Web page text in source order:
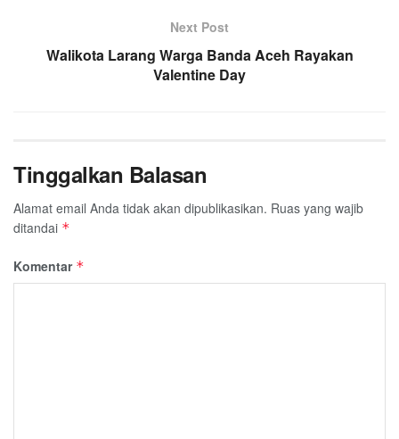
Next Post
Walikota Larang Warga Banda Aceh Rayakan
Valentine Day
Tinggalkan Balasan
Alamat email Anda tidak akan dipublikasikan. Ruas yang wajib
ditandai *
Komentar *